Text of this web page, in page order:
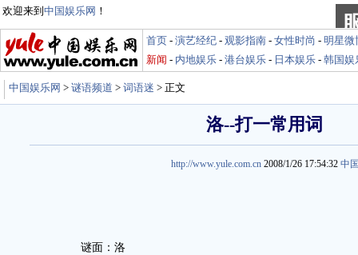
欢迎来到 中国娱乐网 ！
首页 - 演艺经纪 - 观影指南 - 女性时尚 - 明星微
新闻 - 内地娱乐 - 港台娱乐 - 日本娱乐 - 韩国娱
中国娱乐网 > 谜语频道 > 词语迷 > 正文
洛--打一常用词
http://www.yule.com.cn 2008/1/26 17:54:32 中
谜面：洛